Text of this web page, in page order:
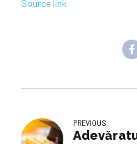
Source link
PREVIOUS